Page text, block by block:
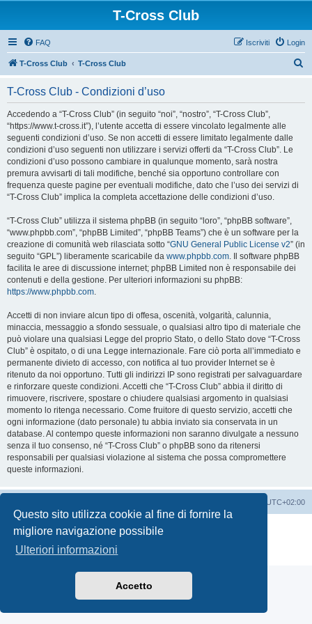
Questo sito utilizza cookie al fine di fornire la
migliore navigazione possibile
Ulteriori informazioni
Accetto
T-Cross Club
FAQ Login
Iscriviti
T-Cross Club T-Cross Club
T-Cross Club - Condizioni d’uso
Accedendo a “T-Cross Club” (in seguito “noi”, “nostro”, “T-Cross Club”,
“https://www.t-cross.it”), l’utente accetta di essere vincolato legalmente alle
seguenti condizioni d’uso. Se non accetti di essere limitato legalmente dalle
condizioni d’uso seguenti non utilizzare i servizi offerti da “T-Cross Club”. Le
condizioni d’uso possono cambiare in qualunque momento, sarà nostra
premura avvisarti di tali modifiche, benché sia opportuno controllare con
frequenza queste pagine per eventuali modifiche, dato che l’uso dei servizi di
“T-Cross Club” implica la completa accettazione delle condizioni d’uso.
“T-Cross Club” utilizza il sistema phpBB (in seguito “loro”, “phpBB software”,
“www.phpbb.com”, “phpBB Limited”, “phpBB Teams”) che è un software per la
creazione di comunità web rilasciata sotto “GNU General Public License v2” (in
seguito “GPL”) liberamente scaricabile da www.phpbb.com. Il software phpBB
facilita le aree di discussione internet; phpBB Limited non è responsabile dei
contenuti e della gestione. Per ulteriori informazioni su phpBB:
https://www.phpbb.com.
Accetti di non inviare alcun tipo di offesa, oscenità, volgarità, calunnia,
minaccia, messaggio a sfondo sessuale, o qualsiasi altro tipo di materiale che
può violare una qualsiasi Legge del proprio Stato, o dello Stato dove “T-Cross
Club” è ospitato, o di una Legge internazionale. Fare ciò porta all’immediato e
permanente divieto di accesso, con notifica al tuo provider Internet se è
ritenuto da noi opportuno. Tutti gli indirizzi IP sono registrati per salvaguardare
e rinforzare queste condizioni. Accetti che “T-Cross Club” abbia il diritto di
rimuovere, riscrivere, spostare o chiudere qualsiasi argomento in qualsiasi
momento lo ritenga necessario. Come fruitore di questo servizio, accetti che
ogni informazione (dato personale) tu abbia inviato sia conservata in un
database. Al contempo queste informazioni non saranno divulgate a nessuno
senza il tuo consenso, né “T-Cross Club” o phpBB sono da ritenersi
responsabili per qualsiasi violazione al sistema che possa compromettere
queste informazioni.
UTC+02:00
Creato da
® Forum Software © phpBB Limited
Traduzione Italiana